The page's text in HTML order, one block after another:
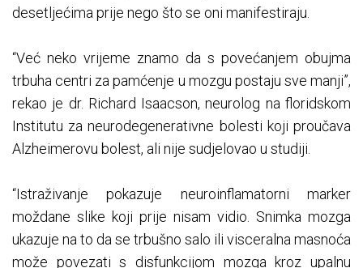
desetljećima prije nego što se oni manifestiraju.
“Već neko vrijeme znamo da s povećanjem obujma
trbuha centri za pamćenje u mozgu postaju sve manji”,
rekao je dr. Richard Isaacson, neurolog na floridskom
Institutu za neurodegenerativne bolesti koji proučava
Alzheimerovu bolest, ali nije sudjelovao u studiji.
“Istraživanje pokazuje neuroinflamatorni marker
moždane slike koji prije nisam vidio. Snimka mozga
ukazuje na to da se trbušno salo ili visceralna masnoća
može povezati s disfunkcijom mozga kroz upalnu